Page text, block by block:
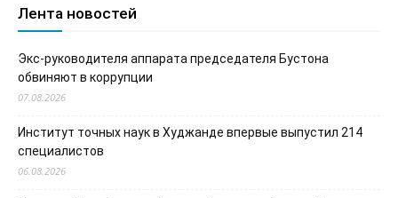
Лента новостей
Экс-руководителя аппарата председателя Бустона
обвиняют в коррупции
07.08.2026
Институт точных наук в Худжанде впервые выпустил 214
специалистов
06.08.2026